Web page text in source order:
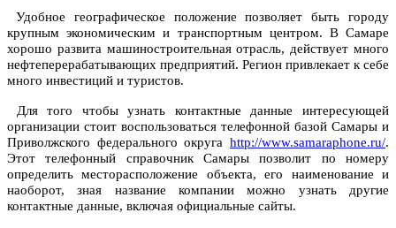
Удобное географическое положение позволяет быть городу
крупным экономическим и транспортным центром. В Самаре
хорошо развита машиностроительная отрасль, действует много
нефтеперерабатывающих предприятий. Регион привлекает к себе
много инвестиций и туристов.
Для того чтобы узнать контактные данные интересующей
организации стоит воспользоваться телефонной базой Самары и
Приволжского федерального округа http://www.samaraphone.ru/.
Этот телефонный справочник Самары позволит по номеру
определить месторасположение объекта, его наименование и
наоборот, зная название компании можно узнать другие
контактные данные, включая официальные сайты.